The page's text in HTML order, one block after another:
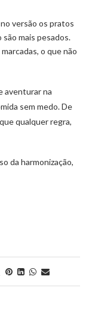
versão os pratos
mais pesados.
o que não
aventurar na
sem medo. De
qualquer regra,
da harmonização,